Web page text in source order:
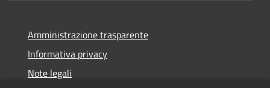
Amministrazione trasparente
Informativa privacy
Note legali